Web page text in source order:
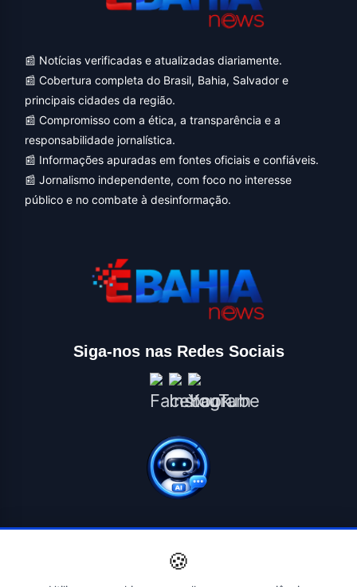
📰 Notícias verificadas e atualizadas diariamente.
📰 Cobertura completa do Brasil, Bahia, Salvador e
principais cidades da região.
📰 Compromisso com a ética, a transparência e a
responsabilidade jornalística.
📰 Informações apuradas em fontes oficiais e confiáveis.
📰 Jornalismo independente, com foco no interesse
público e no combate à desinformação.
Siga-nos nas Redes Sociais
© 2026 ÉBAHIA NEWS - O SEU PORTAL DE NOTÍCIAS. Todos os
🍪